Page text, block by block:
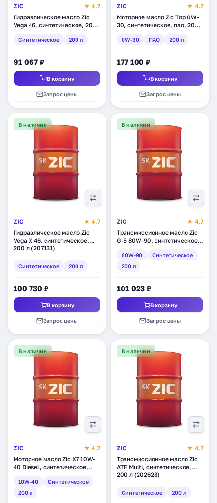
ZIC
★ 4.7
Гидравлическое масло Zic
Vega 46, синтетическое, 200
Синтетическое 200 л
91 067 ₽
В корзину
Запрос цены
ZIC
★ 4.7
Моторное масло Zic Top 0W-
30, синтетическое, пао, 200 л
0W-30 ПАО 200 л
177 100 ₽
В корзину
Запрос цены
В наличии
ZIC
★ 4.7
Гидравлическое масло Zic
Vega X 46, синтетическое,
200 л (207131)
Синтетическое 200 л
100 730 ₽
В корзину
Запрос цены
В наличии
ZIC
★ 4.7
Трансмиссионное масло Zic
G-5 80W­-90, синтетическое,
80W-90
Синтетическое
200 л
101 023 ₽
В корзину
Запрос цены
В наличии
ZIC
★ 4.7
Моторное масло Zic X7 10W-
40 Diesel, синтетическое,
10W-40
Синтетическое
200 л
В наличии
ZIC
★ 4.7
Трансмиссионное масло Zic
ATF Multi, синтетическое,
200 л (202628)
Синтетическое 200 л